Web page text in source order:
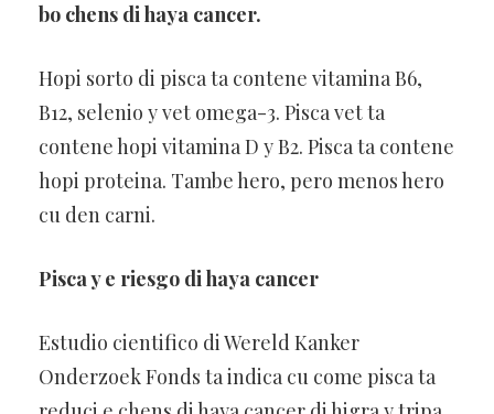
bo chens di haya cancer.
Hopi sorto di pisca ta contene vitamina B6,
B12, selenio y vet omega-3. Pisca vet ta
contene hopi vitamina D y B2. Pisca ta contene
hopi proteina. Tambe hero, pero menos hero
cu den carni.
Pisca y e riesgo di haya cancer
Estudio cientifico di Wereld Kanker
Onderzoek Fonds ta indica cu come pisca ta